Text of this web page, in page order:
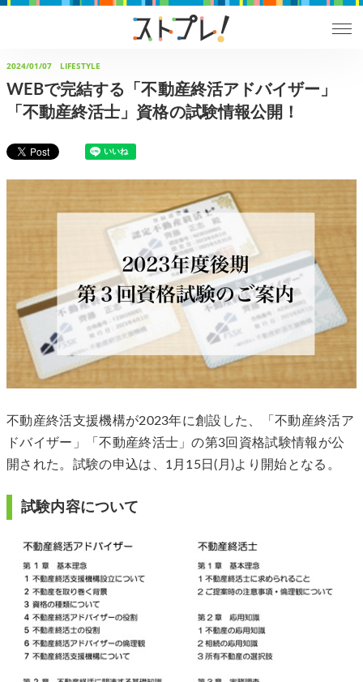
2024/01/07 LIFESTYLE
WEBで完結する「不動産終活アドバイザー」
「不動産終活士」資格の試験情報公開！
不動産終活支援機構が2023年に創設した、「不動産終活ア
ドバイザー」「不動産終活士」の第3回資格試験情報が公
開された。試験の申込は、1月15日(月)より開始となる。
試験内容について